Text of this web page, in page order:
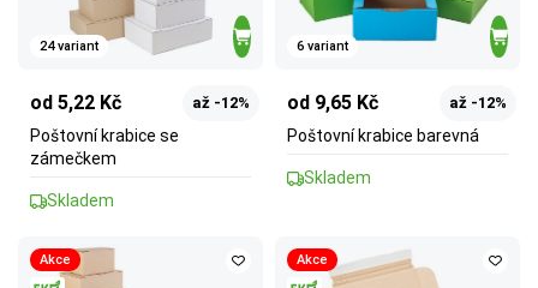
24 variant
od 5,22 Kč až -12%
Poštovní krabice se
zámečkem
Skladem
6 variant
od 9,65 Kč až -12%
Poštovní krabice barevná
Skladem
Akce Akce